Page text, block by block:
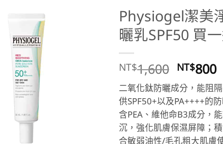
Physiogel潔美
曬乳SPF50 買
NT$1,600 原
始
價
格：
NT$800目
二氧化鈦防曬成分，能阻
供SPF50+以及PA++++的
含PEA、維他命B3成分，
沉，強化肌膚保濕屏障；
合敏弱油性/毛孔粗大肌膚